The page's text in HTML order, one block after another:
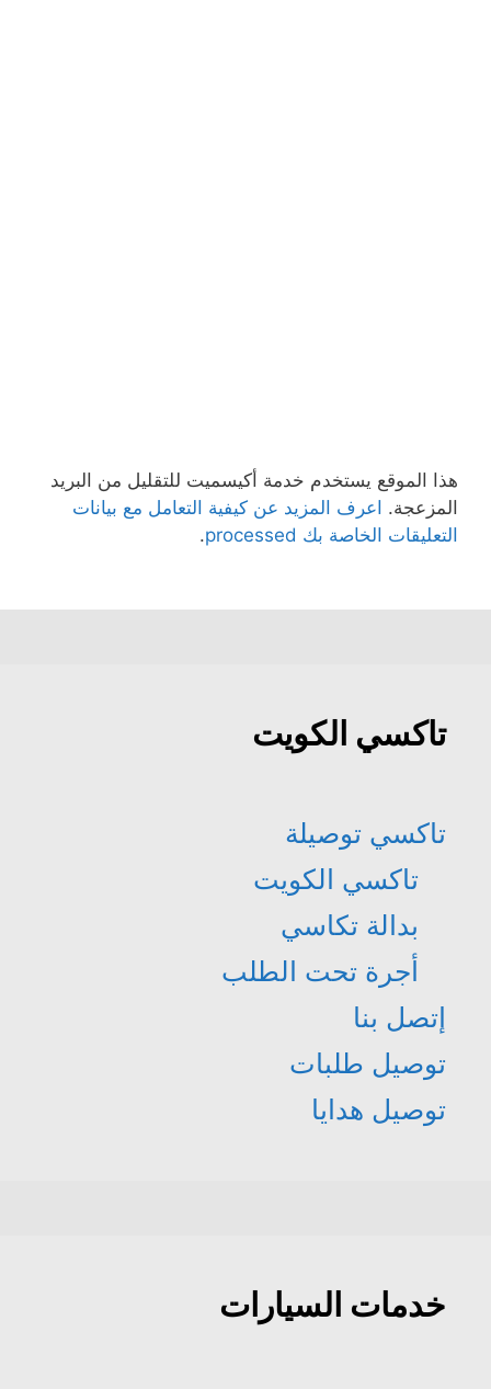
هذا الموقع يستخدم خدمة أكيسميت للتقليل من البريد
المزعجة. اعرف المزيد عن كيفية التعامل مع بيانات
التعليقات الخاصة بك processed
.
تاكسي الكويت
تاكسي توصيلة
تاكسي الكويت
بدالة تكاسي
أجرة تحت الطلب
إتصل بنا
توصيل طلبات
توصيل هدايا
خدمات السيارات